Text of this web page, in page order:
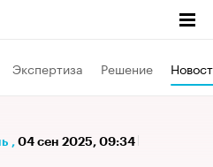
Экспертиза Решение
, 04 сен 2025, 09:34